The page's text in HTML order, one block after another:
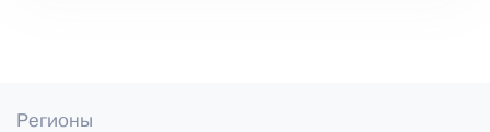
Регионы